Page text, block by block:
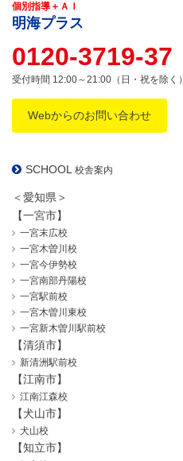
個別指導＋ＡＩ
明海プラス
0120-3719-37
受付時間 12:00～21:00（日・祝を除く）
Webからのお問い合わせ
SCHOOL 校舎案内
＜愛知県＞
【一宮市】
一宮末広校
一宮木曽川校
一宮今伊勢校
一宮南部丹陽校
一宮駅前校
一宮木曽川東校
一宮新木曽川駅前校
【清須市】
新清洲駅前校
【江南市】
江南江森校
【犬山市】
犬山校
【知立市】